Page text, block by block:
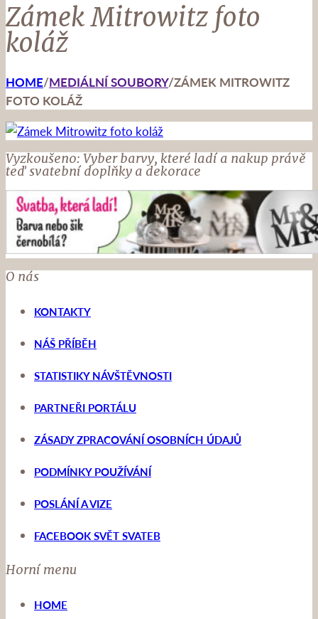
Zámek Mitrowitz foto
koláž
HOME/MEDIÁLNÍ SOUBORY/ZÁMEK MITROWITZ
FOTO KOLÁŽ
Vyzkoušeno: Vyber barvy, které ladí a nakup právě
teď svatební doplňky a dekorace
O nás
KONTAKTY
NÁŠ PŘÍBĚH
STATISTIKY NÁVŠTĚVNOSTI
PARTNEŘI PORTÁLU
ZÁSADY ZPRACOVÁNÍ OSOBNÍCH ÚDAJŮ
PODMÍNKY POUŽÍVÁNÍ
POSLÁNÍ A VIZE
FACEBOOK SVĚT SVATEB
Horní menu
HOME